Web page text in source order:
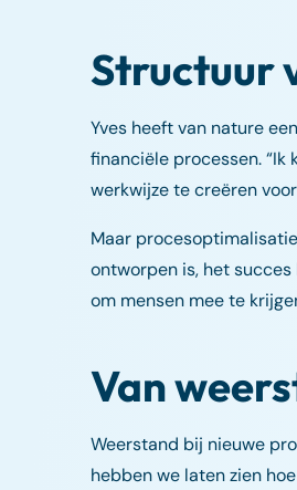
Structuur
Yves heeft van nature
financiële processen. “Ik
werkwijze te creëren
Maar
ontworpen is, het
om mensen mee te
Van
Weerstand bij nieuwe
hebben we laten zien